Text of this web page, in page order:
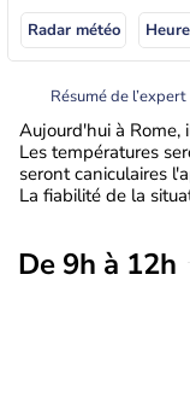
Radar météo
Résumé de l’expert
Aujourd'hui à Rome,
Les températures
seront caniculaires
La fiabilité de la
De 9h à 12h